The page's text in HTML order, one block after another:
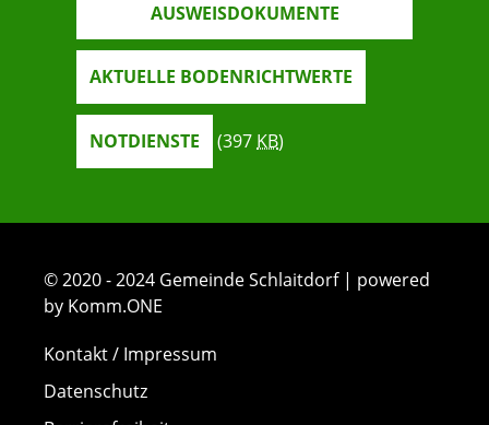
AUSWEISDOKUMENTE
AKTUELLE BODENRICHTWERTE
NOTDIENSTE (397 KB)
© 2020 - 2024 Gemeinde Schlaitdorf | powered
by Komm.ONE
Kontakt / Impressum
Datenschutz